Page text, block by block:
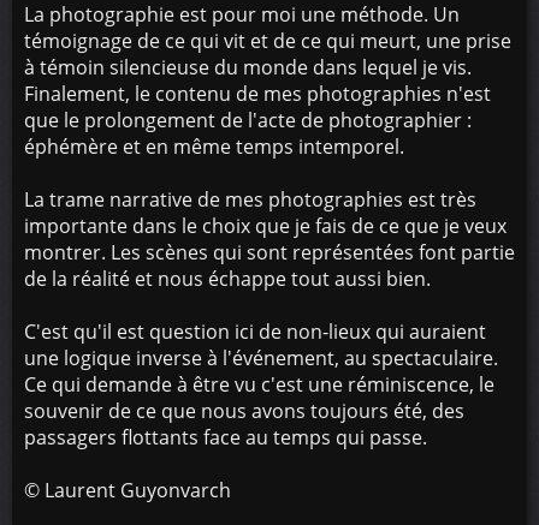
La photographie est pour moi une méthode. Un
témoignage de ce qui vit et de ce qui meurt, une prise
à témoin silencieuse du monde dans lequel je vis.
Finalement, le contenu de mes photographies n'est
que le prolongement de l'acte de photographier :
éphémère et en même temps intemporel.
La trame narrative de mes photographies est très
importante dans le choix que je fais de ce que je veux
montrer. Les scènes qui sont représentées font partie
de la réalité et nous échappe tout aussi bien.
C'est qu'il est question ici de non-lieux qui auraient
une logique inverse à l'événement, au spectaculaire.
Ce qui demande à être vu c'est une réminiscence, le
souvenir de ce que nous avons toujours été, des
passagers flottants face au temps qui passe.
© Laurent Guyonvarch